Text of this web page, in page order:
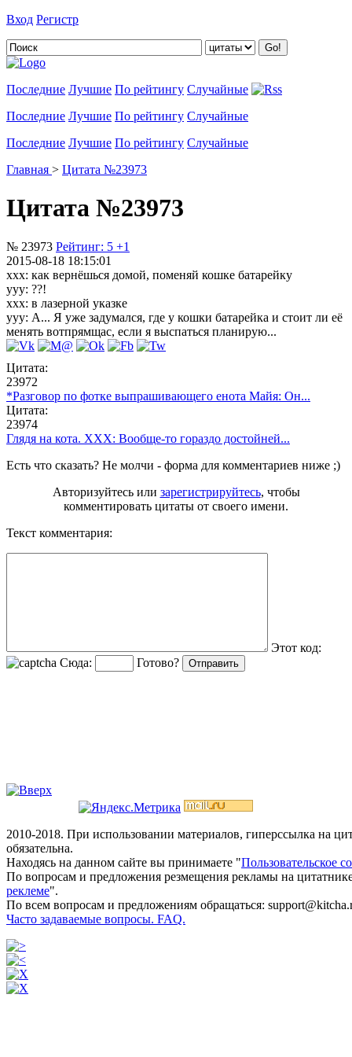
Вход Регистр
Последние Лучшие По рейтингу Случайные
Последние Лучшие По рейтингу Случайные
Последние Лучшие По рейтингу Случайные
Главная > Цитата №23973
Цитата №23973
№ 23973 Рейтинг: 5 +1
2015-08-18 18:15:01
xxx: как вернёшься домой, поменяй кошке батарейку
yyy: ??!
xxx: в лазерной указке
yyy: А... Я уже задумался, где у кошки батарейка и стоит ли её
менять вотпрямщас, если я выспаться планирую...
Цитата:
23972
*Разговор по фотке выпрашивающего енота Майя: Он...
Цитата:
23974
Глядя на кота. ХХХ: Вообще-то гораздо достойней...
Есть что сказать? Не молчи - форма для комментариев ниже ;)
Авторизуйтесь или зарегистрируйтесь, чтобы
комментировать цитаты от своего имени.
Текст комментария:
Этот код:
Сюда:
Готово?
2010-2018. При использовании материалов, гиперссылка на
обязательна.
Находясь на данном сайте вы принимаете "Пользовательское
По вопросам и предложения резмещения рекламы на
реклеме".
По всем вопросам и предложениям обращаться:
Часто задаваемые вопросы. FAQ.